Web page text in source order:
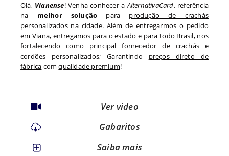
Olá, Vianense! Venha conhecer aAlternativaCard, referência
na melhor solução para produção de crachás
personalizadosna cidade. Além de entregarmos o pedido
em Viana, entregamos para o estadoe para todo Brasil, nos
fortalecendo como principal fornecedor de crachás e
cordões personalizados; Garantindo preços direto de
fábrica comqualidade premium!
Ver video
Gabaritos
Saiba mais